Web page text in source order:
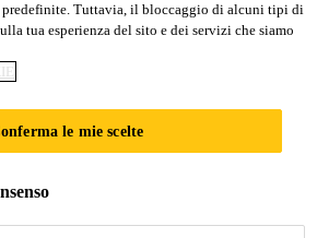
DE
IN OPERA
Tuttavia, il bloccaggio di alcuni tipi di
tua esperienza del sito e dei servizi che siamo
le mie scelte